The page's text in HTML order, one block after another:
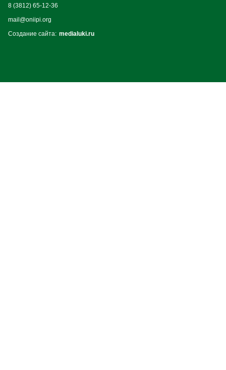
8 (3812) 65-12-36
mail@oniipi.org
Создание сайта: medialuki.ru